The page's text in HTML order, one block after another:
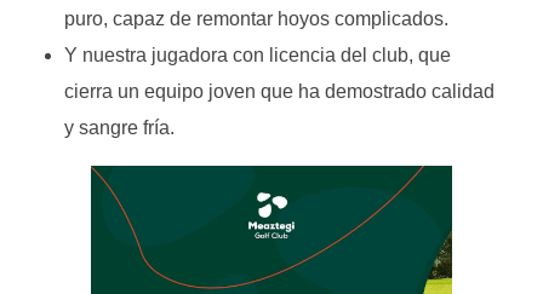
puro, capaz de remontar hoyos complicados.
Y nuestra jugadora con licencia del club, que
cierra un equipo joven que ha demostrado calidad
y sangre fría.